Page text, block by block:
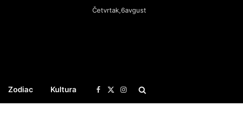
Četvrtak,6avgust
Zodiac Kultura Facebook
X
(Twitter)
Instagram